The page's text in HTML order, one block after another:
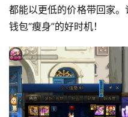
都能以更低的价格带回家
钱包“瘦身”的好时机！